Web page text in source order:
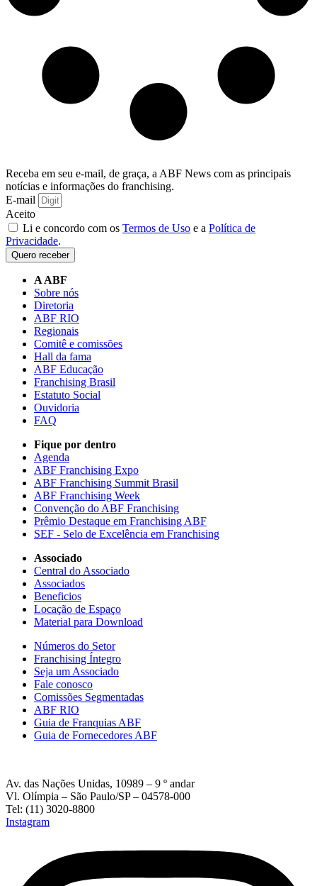
Receba em seu e-mail, de graça, a ABF News com as principais
notícias e informações do franchising.
E-mail
Aceito
Li e concordo com os Termos de Uso e a Política de
Privacidade.
Quero receber
A ABF
Sobre nós
Diretoria
ABF RIO
Regionais
Comitê e comissões
Hall da fama
ABF Educação
Franchising Brasil
Estatuto Social
Ouvidoria
FAQ
Fique por dentro
Agenda
ABF Franchising Expo
ABF Franchising Summit Brasil
ABF Franchising Week
Convenção do ABF Franchising
Prêmio Destaque em Franchising ABF
SEF - Selo de Excelência em Franchising
Associado
Central do Associado
Associados
Beneficios
Locação de Espaço
Material para Download
Números do Setor
Franchising Íntegro
Seja um Associado
Fale conosco
Comissões Segmentadas
ABF RIO
Guia de Franquias ABF
Guia de Fornecedores ABF
Av. das Nações Unidas, 10989 – 9 º andar
Vl. Olímpia – São Paulo/SP – 04578-000
Tel: (11) 3020-8800
Instagram